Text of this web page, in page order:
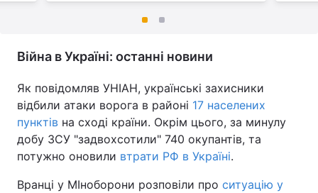
Війна в Україні: останні новини
Як повідомляв УНІАН, українські захисники
відбили атаки ворога в районі 17 населених
пунктів на сході країни. Окрім цього, за минулу
добу ЗСУ "задвохсотили" 740 окупантів, та
потужно оновили втрати РФ в Україні.
Вранці у МІноборони розповіли про ситуацію у